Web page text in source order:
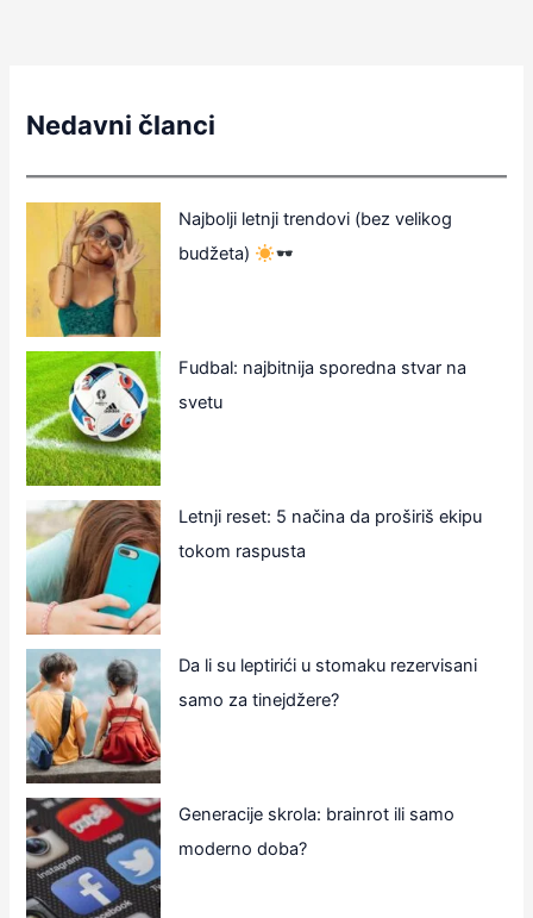
Nedavni članci
Najbolji letnji trendovi (bez velikog
budžeta)
Fudbal: najbitnija sporedna stvar na
svetu
Letnji reset: 5 načina da proširiš ekipu
tokom raspusta
Da li su leptirići u stomaku rezervisani
samo za tinejdžere?
Generacije skrola: brainrot ili samo
moderno doba?